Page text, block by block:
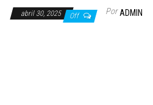
abril 30, 2025 Off Por ADMIN